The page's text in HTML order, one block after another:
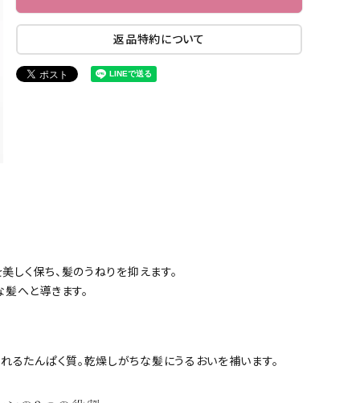
返品特約について
く保ち、髪のうねりを抑えます。
へと導きます。
るたんぱく質。乾燥しがちな髪にうるおいを補います。